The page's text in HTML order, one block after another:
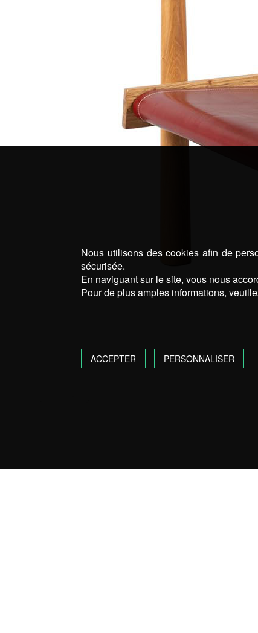
Nous utilisons des cookies afin de
sécurisée.
En naviguant sur le site, vous nous
Pour de plus amples informations,
ACCEPTER PERSONNALISER